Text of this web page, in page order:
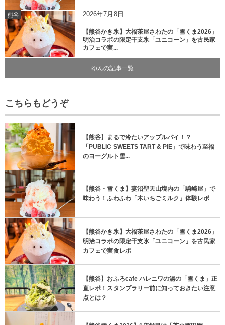
熊谷 2026年7月8日
【熊谷かき氷】大福茶屋さわたの「雪くま2026」
明治コラボの限定干支氷「ユニコーン」を古民家
カフェで実...
ゆんの記事一覧
こちらもどうぞ
【熊谷】まるで冷たいアップルパイ！？
「PUBLIC SWEETS TART & PIE」で味わう至福
のヨーグルト雪...
【熊谷・雪くま】妻沼聖天山境内の「騎崎屋」で
味わう！ふわふわ「木いちごミルク」体験レポ
【熊谷かき氷】大福茶屋さわたの「雪くま2026」
明治コラボの限定干支氷「ユニコーン」を古民家
カフェで実食レポ
【熊谷】おふろcafe ハレニワの湯の「雪くま」正
直レポ！スタンプラリー前に知っておきたい注意
点とは？